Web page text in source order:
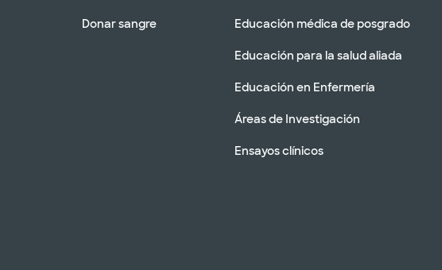
Donar sangre Educación médica de posgrado
Educación para la salud aliada
Educación en Enfermería
Áreas de Investigación
Ensayos clínicos